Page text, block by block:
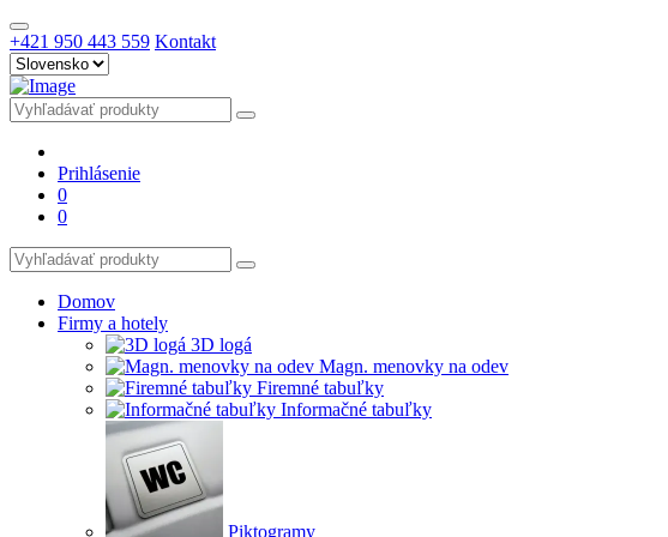
+421 950 443 559 Kontakt
Prihlásenie
0
0
Domov
Firmy a hotely
3D logá
Magn. menovky na odev
Firemné tabuľky
Informačné tabuľky
Piktogramy